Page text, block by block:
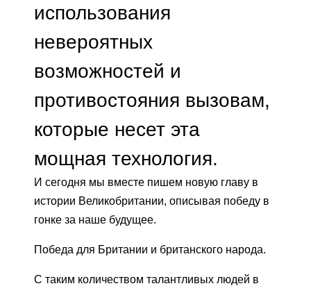
использования
невероятных
возможностей и
противостояния вызовам,
которые несет эта
мощная технология.
И сегодня мы вместе пишем новую главу в
истории Великобритании, описывая победу в
гонке за наше будущее.
Победа для Британии и британского народа.
С таким количеством талантливых людей в